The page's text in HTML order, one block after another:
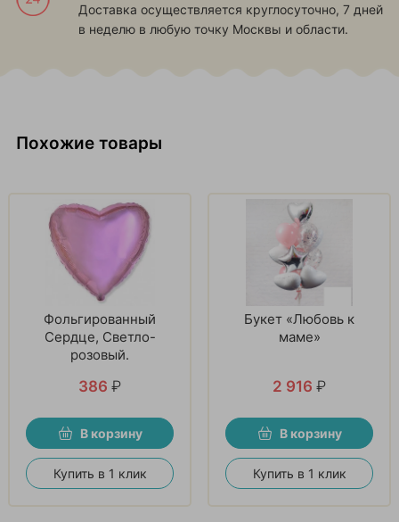
Доставка осуществляется круглосуточно, 7 дней
в неделю в любую точку Москвы и области.
Похожие товары
Фольгированный
Сердце, Светло-
розовый.
386 ₽
В корзину
Купить в 1 клик
Букет «Любовь к
маме»
2 916 ₽
В корзину
Купить в 1 клик